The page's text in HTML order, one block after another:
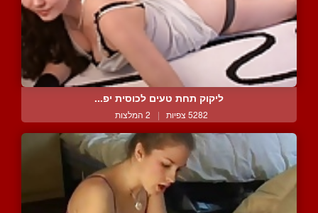
ליקוק תחת טעים לכוסית יפ...
5282 צפיות | 2 המלצות